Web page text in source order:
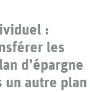
:
les
d’épargne
autre plan